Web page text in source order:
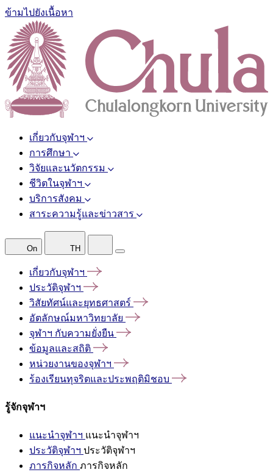
ข้ามไปยังเนื้อหา
เกี่ยวกับจุฬาฯ
การศึกษา
วิจัยและนวัตกรรม
ชีวิตในจุฬาฯ
บริการสังคม
สาระความรู้และข่าวสาร
On TH
เกี่ยวกับจุฬาฯ
ประวัติจุฬาฯ
วิสัยทัศน์และยุทธศาสตร์
อัตลักษณ์มหาวิทยาลัย
จุฬาฯ กับความยั่งยืน
ข้อมูลและสถิติ
หน่วยงานของจุฬาฯ
ร้องเรียนทุจริตและประพฤติมิชอบ
รู้จักจุฬาฯ
แนะนำจุฬาฯ แนะนำจุฬาฯ
ประวัติจุฬาฯ ประวัติจุฬาฯ
ภารกิจหลัก ภารกิจหลัก